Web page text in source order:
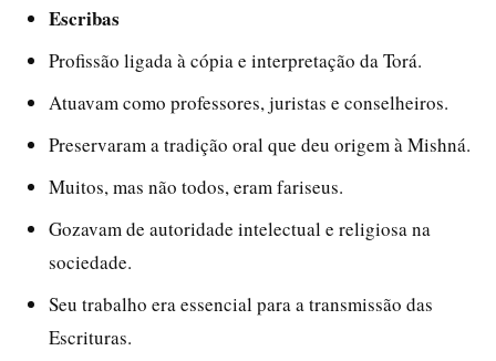
Escribas
Profissão ligada à cópia e interpretação da Torá.
Atuavam como professores, juristas e conselheiros.
Preservaram a tradição oral que deu origem à Mishná.
Muitos, mas não todos, eram fariseus.
Gozavam de autoridade intelectual e religiosa na
sociedade.
Seu trabalho era essencial para a transmissão das
Escrituras.